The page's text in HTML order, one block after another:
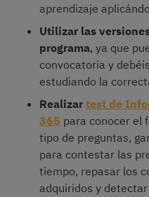
aprendizaje
Utilizar las
programa, ya que
convocatoria y
estudiando la
Realizar test de
365 para conocer el
tipo de preguntas,
para contestar las
tiempo, repasar los
adquiridos y